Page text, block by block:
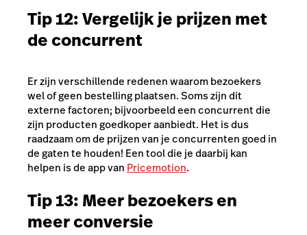
Tip 12: Vergelijk je prijzen met
de concurrent
Er zijn verschillende redenen waarom bezoekers
wel of geen bestelling plaatsen. Soms zijn dit
externe factoren; bijvoorbeeld een concurrent die
zijn producten goedkoper aanbiedt. Het is dus
raadzaam om de prijzen van je concurrenten goed in
de gaten te houden! Een tool die je daarbij kan
helpen is de app van Pricemotion.
Tip 13: Meer bezoekers en
meer conversie